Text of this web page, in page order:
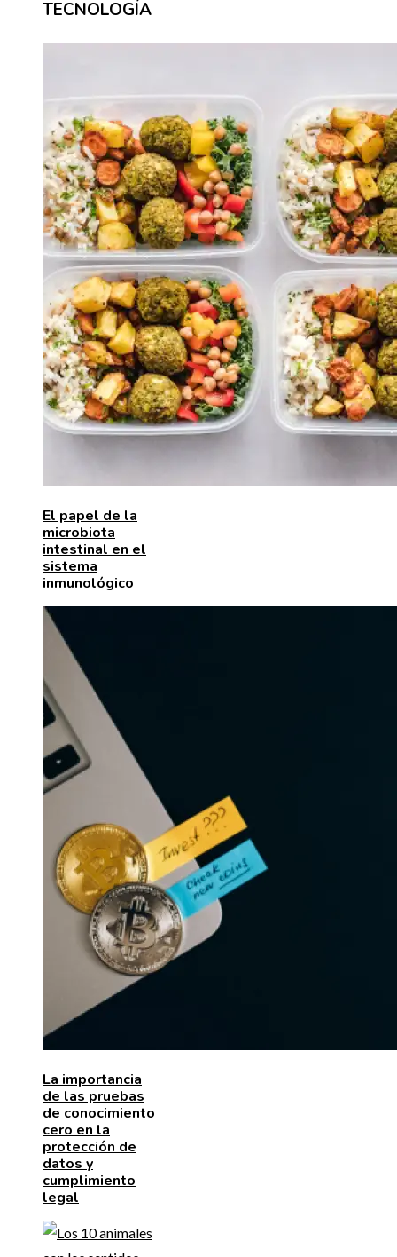
TECNOLOGÍA
El papel de la
microbiota
intestinal en el
sistema
inmunológico
La importancia
de las pruebas
de conocimiento
cero en la
protección de
datos y
cumplimiento
legal